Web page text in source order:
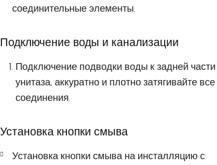
соединительные элементы.
Подключение воды и канализации
Подключение подводки воды к задней части
унитаза, аккуратно и плотно затягивайте все
соединения.
Установка кнопки смыва
Установка кнопки смыва на инсталляцию с